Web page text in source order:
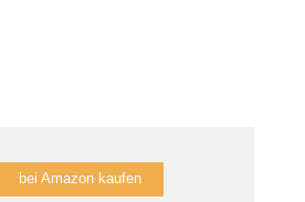
bei Amazon kaufen